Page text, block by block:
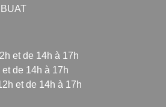
et de 14h à 17h
de 14h à 17h
et de 14h à 17h